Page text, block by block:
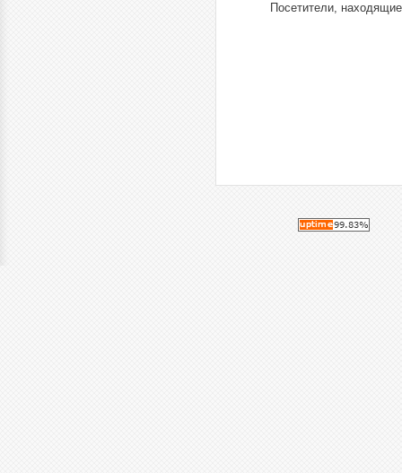
Посетители,